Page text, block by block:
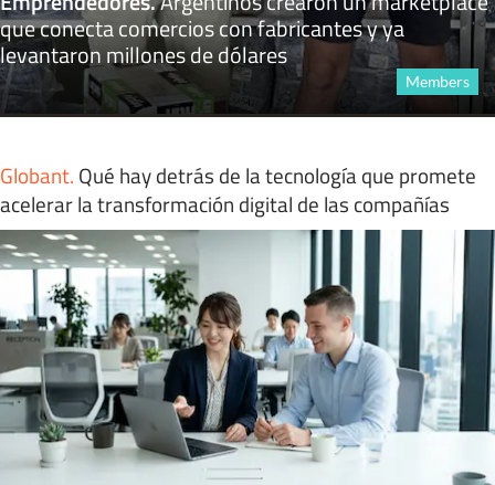
que conecta comercios con fabricantes y ya
levantaron millones de dólares
Members
Globant. Qué hay detrás de la tecnología que promete
acelerar la transformación digital de las compañías